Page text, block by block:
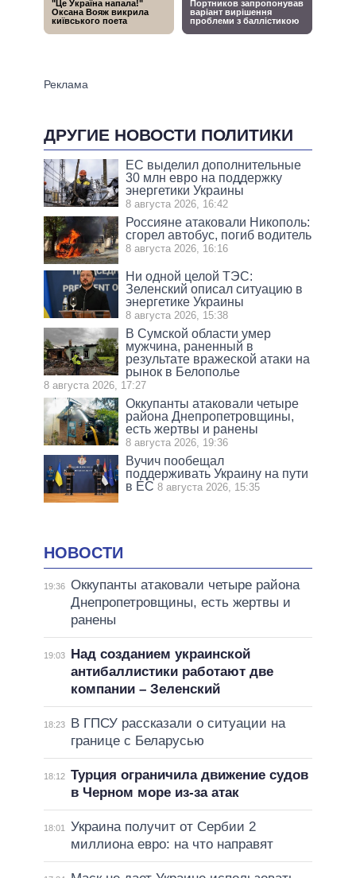
ДРУГИЕ НОВОСТИ ПОЛИТИКИ
ЕС выделил дополнительные
30 млн евро на поддержку
энергетики Украины
8 августа 2026, 16:42
Россияне атаковали Никополь:
сгорел автобус, погиб водитель
8 августа 2026, 16:16
Ни одной целой ТЭС:
Зеленский описал ситуацию в
энергетике Украины
8 августа 2026, 15:38
В Сумской области умер
мужчина, раненный в
результате вражеской атаки на
рынок в Белополье
8 августа 2026, 17:27
Оккупанты атаковали четыре
района Днепропетровщины,
есть жертвы и ранены
8 августа 2026, 19:36
Вучич пообещал
поддерживать Украину на пути
в ЕС 8 августа 2026, 15:35
НОВОСТИ
19:36 Оккупанты атаковали четыре района
Днепропетровщины, есть жертвы и
ранены
19:03
Над созданием украинской
антибаллистики работают две
компании – Зеленский
18:23
В ГПСУ рассказали о ситуации на
границе с Беларусью
18:12 Турция ограничила движение судов
в Черном море из-за атак
18:01
Украина получит от Сербии 2
миллиона евро: на что направят